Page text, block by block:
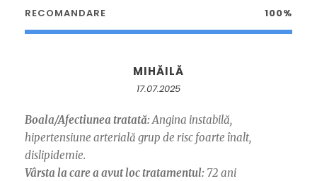
RECOMANDARE 100%
MIHĂILĂ
17.07.2025
Boala/Afectiunea tratată:Angina instabilă,
hipertensiune arterială grup de risc foarte înalt,
dislipidemie.
Vârsta la care a avut loc tratamentul: 72 ani